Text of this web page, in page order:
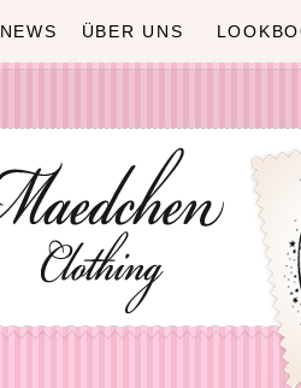
NEWS ÜBER UNS